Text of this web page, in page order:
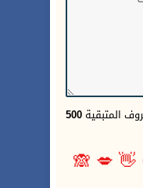
500 المتبقية
👋
💋
🙈